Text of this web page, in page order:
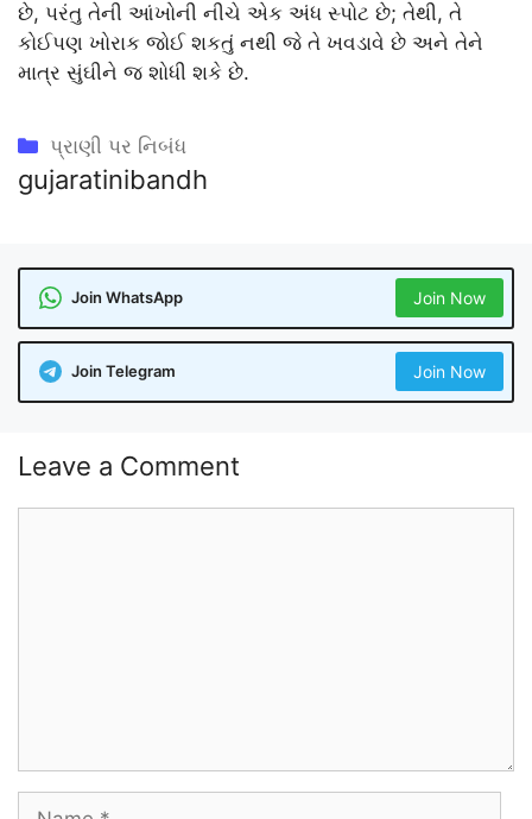
છે, પરંતુ તેની આંખોની નીચે એક અંધ સ્પોટ છે; તેથી, તે
કોઈપણ ખોરાક જોઈ શકતું નથી જે તે ખવડાવે છે અને તેને
માત્ર સુંઘીને જ શોધી શકે છે.
Categories
પ્રાણી પર નિબંધ
gujaratinibandh
Join WhatsApp Join Now
Join Telegram Join Now
Leave a Comment